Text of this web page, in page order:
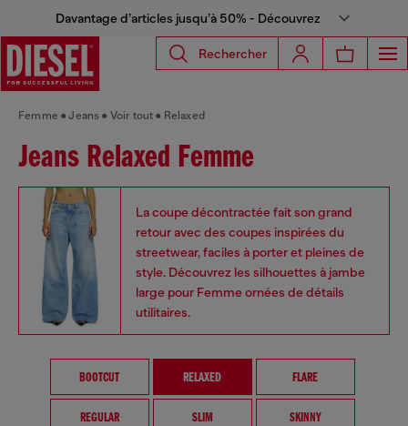
Davantage d’articles jusqu’à 50% - Découvrez
Rechercher
Femme Jeans Voir tout Relaxed
Jeans Relaxed Femme
La coupe décontractée fait son grand
retour avec des coupes inspirées du
streetwear, faciles à porter et pleines de
style. Découvrez les silhouettes à jambe
large pour Femme ornées de détails
utilitaires.
BOOTCUT RELAXED FLARE
REGULAR SLIM SKINNY